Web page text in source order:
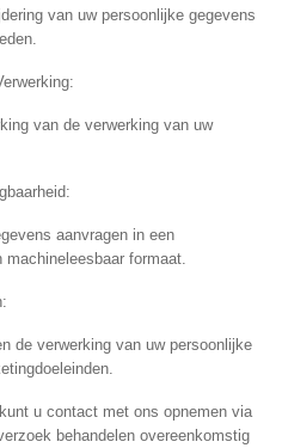
van uw persoonlijke gegevens
van de verwerking van uw
aanvragen in een
formaat.
de verwerking van uw persoonlijke
u contact met ons opnemen via
behandelen overeenkomstig